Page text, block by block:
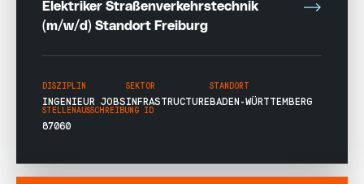
Elektriker Straßenverkehrstechnik
(m/w/d) Standort Freiburg
DISZIPLIN
INGENIEUR JOBS
SEKTOR
INFRASTRUCTURE
STANDORT
BADEN-WÜRTTEMBERG
STELLENAUSSCHREIBUNG ID
87060